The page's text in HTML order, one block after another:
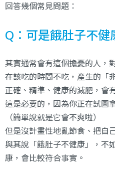
回答幾個常見問題：
Q：可是餓肚子不健
其實通常會有這個擔憂的人，
在該吃的時間不吃，產生的「
正確、精準、健康的減肥，會
這是必要的，因為你正在試圖
（簡單說就是它會不爽啦）
但是沒計畫性地亂節食、把自
與其說「餓肚子不健康」，不
康，會比較符合事實。